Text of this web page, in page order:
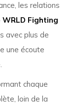
les relations
WRLD Fighting
avec plus de
une écoute
chaque
loin de la